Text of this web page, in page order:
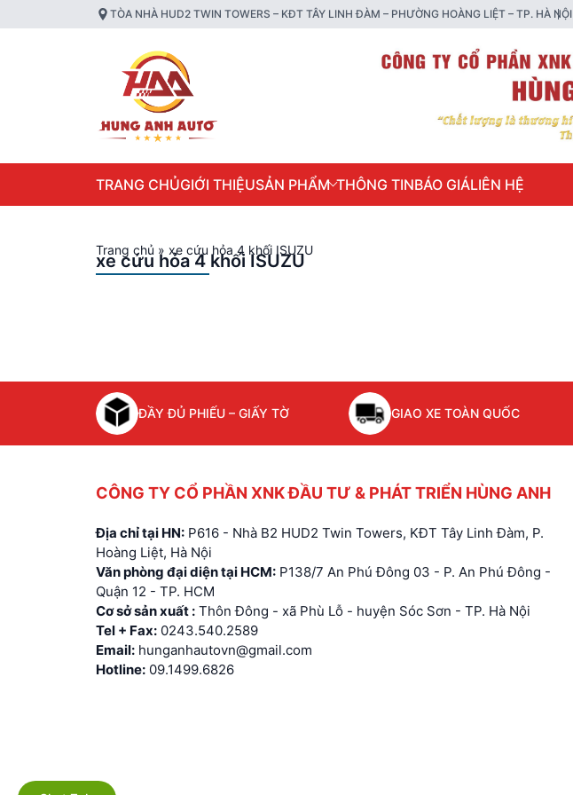
TÒA NHÀ HUD2 TWIN TOWERS – KĐT TÂY LINH ĐÀM – PHƯỜNG HOÀNG LIỆT – TP. HÀ NỘI
TRANG CHỦGIỚI THIỆUSẢN PHẨM THÔNG TINBÁO GIÁLIÊN HỆ
Trang chủ » xe cứu hỏa 4 khối ISUZU
xe cứu hỏa 4 khối ISUZU
ĐẦY ĐỦ PHIẾU – GIẤY TỜ GIAO XE TOÀN QUỐC
CÔNG TY CỔ PHẦN XNK ĐẦU TƯ & PHÁT TRIỂN HÙNG ANH
Địa chỉ tại HN: P616 - Nhà B2 HUD2 Twin Towers, KĐT Tây Linh Đàm, P.
Hoàng Liệt, Hà Nội
Văn phòng đại diện tại HCM: P138/7 An Phú Đông 03 - P. An Phú Đông -
Quận 12 - TP. HCM
Cơ sở sản xuất : Thôn Đông - xã Phù Lỗ - huyện Sóc Sơn - TP. Hà Nội
Tel + Fax: 0243.540.2589
Email: hunganhautovn@gmail.com
Hotline: 09.1499.6826